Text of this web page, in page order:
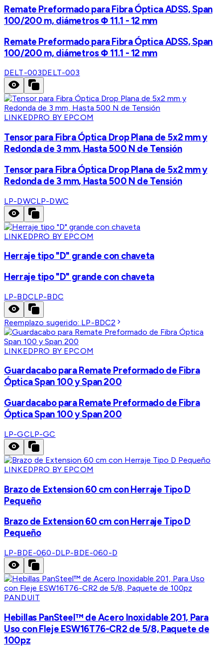
Remate Preformado para Fibra Óptica ADSS, Span
100/200 m, diámetros Φ 11.1 - 12 mm
Remate Preformado para Fibra Óptica ADSS, Span
100/200 m, diámetros Φ 11.1 - 12 mm
DELT-003DELT-003
LINKEDPRO BY EPCOM
Tensor para Fibra Óptica Drop Plana de 5x2 mm y
Redonda de 3 mm, Hasta 500 N de Tensión
Tensor para Fibra Óptica Drop Plana de 5x2 mm y
Redonda de 3 mm, Hasta 500 N de Tensión
LP-DWCLP-DWC
LINKEDPRO BY EPCOM
Herraje tipo "D" grande con chaveta
Herraje tipo "D" grande con chaveta
LP-BDCLP-BDC
Reemplazo sugerido: LP-BDC2
LINKEDPRO BY EPCOM
Guardacabo para Remate Preformado de Fibra
Óptica Span 100 y Span 200
Guardacabo para Remate Preformado de Fibra
Óptica Span 100 y Span 200
LP-GCLP-GC
LINKEDPRO BY EPCOM
Brazo de Extension 60 cm con Herraje Tipo D
Pequeño
Brazo de Extension 60 cm con Herraje Tipo D
Pequeño
LP-BDE-060-DLP-BDE-060-D
PANDUIT
Hebillas PanSteel™ de Acero Inoxidable 201, Para
Uso con Fleje ESW16T76-CR2 de 5/8, Paquete de
100pz